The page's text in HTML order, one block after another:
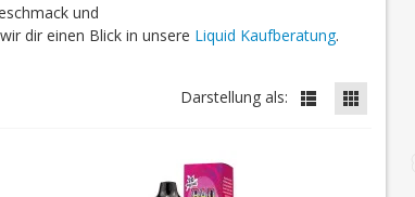
und
dir einen Blick in unsere Liquid Kaufberatung.
Darstellung als: